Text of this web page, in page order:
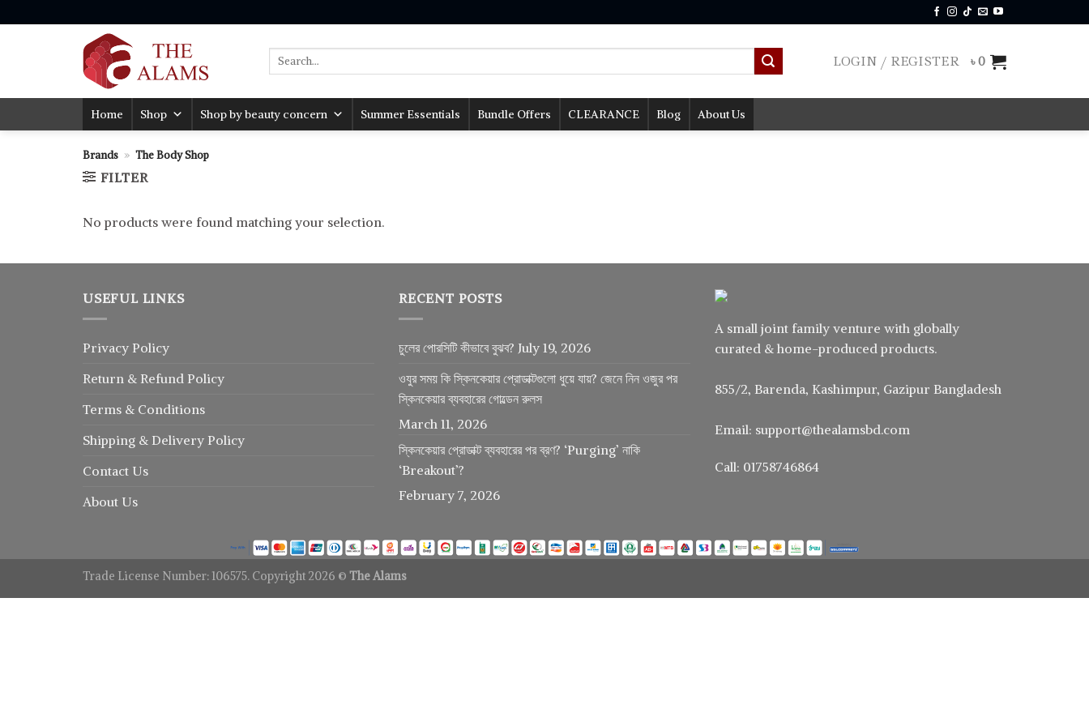
to
Search
LOGIN / REGISTER ৳0
Home Shop Shop by beauty concern Summer Essentials Bundle Offers CLEARANCE Blog About Us
Brands » The Body Shop
FILTER
No products were found matching your selection.
USEFUL LINKS
Privacy Policy
Return & Refund Policy
Terms & Conditions
Shipping & Delivery Policy
Contact Us
About Us
RECENT POSTS
চুলের পোরসিটি কীভাবে বুঝব? July 19, 2026
ওযুর সময় কি স্কিনকেয়ার প্রোডাক্টগুলো ধুয়ে যায়? জেনে নিন ওজুর পর
স্কিনকেয়ার ব্যবহারের গোল্ডেন রুলস
March 11, 2026
স্কিনকেয়ার প্রোডাক্ট ব্যবহারের পর ব্রণ? ‘Purging’ নাকি
‘Breakout’?
February 7, 2026
A small joint family venture with globally
curated & home-produced products.
855/2, Barenda, Kashimpur, Gazipur Bangladesh
Email: support@thealamsbd.com
Call: 01758746864
Trade License Number: 106575. Copyright 2026 © The Alams